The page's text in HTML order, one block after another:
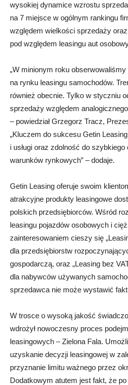
wysokiej dynamice wzrostu
na 7 miejsce w ogólnym rankingu
względem wielkości sprzedaży
pod względem leasingu aut
„W minionym roku
na rynku leasingu samochodów.
również obecnie. Tylko w styczniu
sprzedaży względem
– powiedział Grzegorz Tracz,
„Kluczem do sukcesu Getin
i usługi oraz zdolność do
warunków rynkowych” – dodaje.
Getin Leasing oferuje swoim
atrakcyjne produkty leasingowe
polskich przedsiębiorców. Wśród
leasingu pojazdów osobowych i
zainteresowaniem cieszy się
dla przedsiębiorstw
gospodarczą, oraz „Leasing bez
dla nabywców używanych
sprzedawca nie może wystawić
W trosce o wysoką jakość
wdrożył nowoczesny proces
leasingowych – Zielona Fala.
uzyskanie decyzji leasingowej w
przyznanie limitu ważnego przez
Dodatkowym atutem jest fakt, że